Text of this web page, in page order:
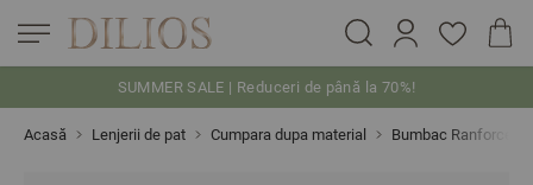
SUMMER SALE | Reduceri de până la 70%!
Acasă Lenjerii de pat Cumpara dupa material Bumbac Ranforce